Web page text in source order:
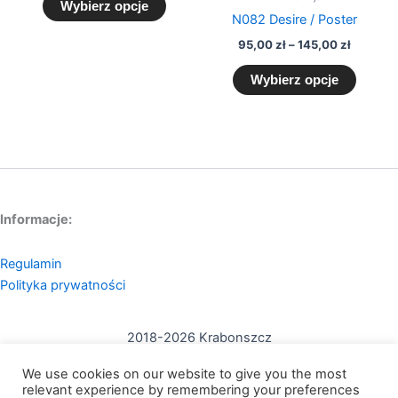
Wybierz opcje
N082 Desire / Poster
95,00zł – 145,00zł
Wybierz opcje
Informacje:
Regulamin
Polityka prywatności
2018-2026 Krabonszcz
Kontakt:
mail: contact@krabonszcz.com
We use cookies on our website to give you the most
relevant experience by remembering your preferences